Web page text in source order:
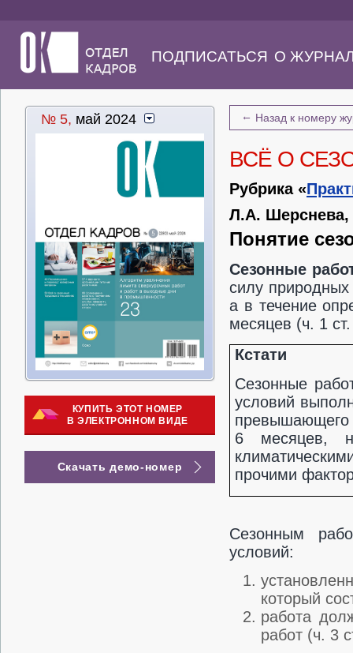
ПОДПИСАТЬСЯ О
№ 5, май 2024
КУПИТЬ ЭТОТ НОМЕР
В ЭЛЕКТРОННОМ ВИДЕ
Скачать демо-номер
← Назад к номеру
ВСЁ О
Рубрика «
Л.А. Шерснева,
Понятие
Сезонные
силу природных
а в течение
месяцев (ч. 1
Кстати
Сезонные
условий
превышающего
6 месяцев,
прочими
Сезонным
условий:
который
работа
работ (ч. 3